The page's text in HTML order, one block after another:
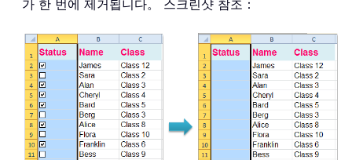
가 한 번에 제거됩니다。 스크린샷 참조：